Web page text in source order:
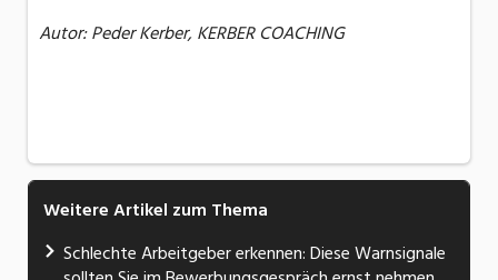
Autor: Peder Kerber, KERBER COACHING
Weitere Artikel zum Thema
Schlechte Arbeitgeber erkennen: Diese Warnsignale